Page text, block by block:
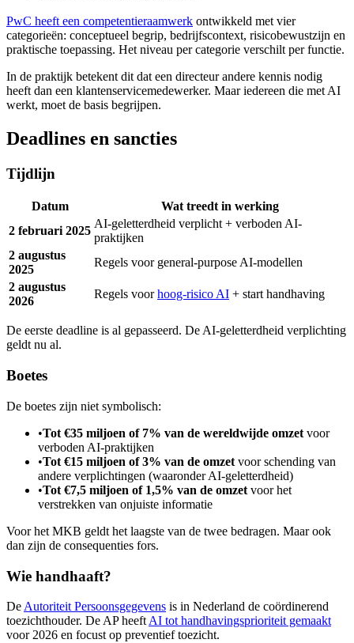
PwC heeft een competentieraamwerk ontwikkeld met vier
categorieën: conceptueel begrip, bedrijfscontext, risicobewustzijn en
praktische toepassing. Het niveau per categorie verschilt per functie.
In de praktijk betekent dit dat een directeur andere kennis nodig
heeft dan een klantenservicemedewerker. Maar iedereen die met AI
werkt, moet de basis begrijpen.
Deadlines en sancties
Tijdlijn
Datum
Wat treedt in werking
2 februari 2025
AI-geletterdheid verplicht + verboden AI-
praktijken
2 augustus
2025
Regels voor general-purpose AI-modellen
2 augustus
2026
Regels voorhoog-risico AI + start handhaving
De eerste deadline is al gepasseerd. De AI-geletterdheid verplichting
geldt nu al.
Boetes
De boetes zijn niet symbolisch:
•Tot €35 miljoen of 7% van de wereldwijde omzet voor
verboden AI-praktijken
•Tot €15 miljoen of 3% van de omzet voor schending van
andere verplichtingen (waaronder AI-geletterdheid)
•Tot €7,5 miljoen of 1,5% van de omzet voor het
verstrekken van onjuiste informatie
Voor het MKB geldt het laagste van de twee bedragen. Maar ook
dan zijn de consequenties fors.
Wie handhaaft?
De Autoriteit Persoonsgegevens is in Nederland de coördinerend
toezichthouder. De AP heeft AI tot handhavingsprioriteit gemaakt
voor 2026 en focust op preventief toezicht.